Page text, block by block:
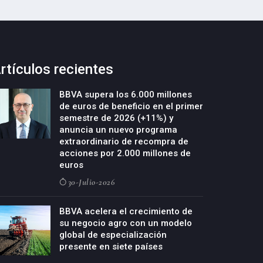
recientes
BBVA supera los 6.000 millones
de euros de beneficio en el primer
semestre de 2026 (+11%) y
anuncia un nuevo programa
extraordinario de recompra de
acciones por 2.000 millones de
euros
30-Julio-2026
BBVA acelera el crecimiento de
su negocio agro con un modelo
global de especialización
presente en siete países